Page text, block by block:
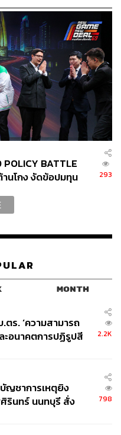
POLICY BATTLE
นโกง งัดข้อปมทุน
293
MONTH
ตร. ‘ความสามารถ
ะอนาคตการปฏิรูปสี
2.2K
ญชาการเหตุยิง
ศิรินทร์ นนทบุรี สั่ง
798